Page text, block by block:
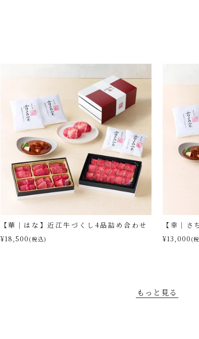
【華｜はな】近江牛づくし4品詰め合わせ
¥18,500 (税込)
【幸｜
¥13,000 (
もっと見る